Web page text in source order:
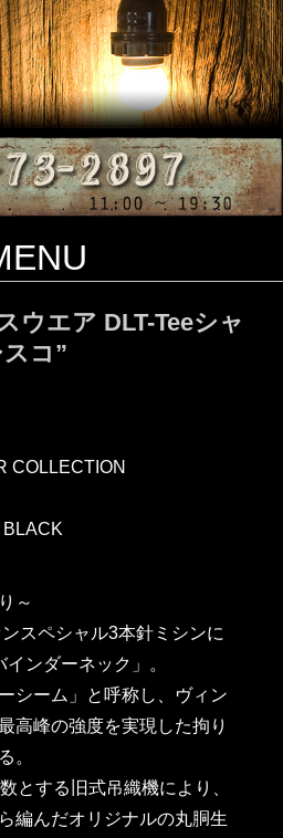
ウエア DLT-Teeシャ
コ”
COLLECTION
BLACK
～
スペシャル3本針ミシンに
ンダーネック」。
シーム」と呼称し、ヴィン
高峰の強度を実現した拘り
。
とする旧式吊織機により、
編んだオリジナルの丸胴生